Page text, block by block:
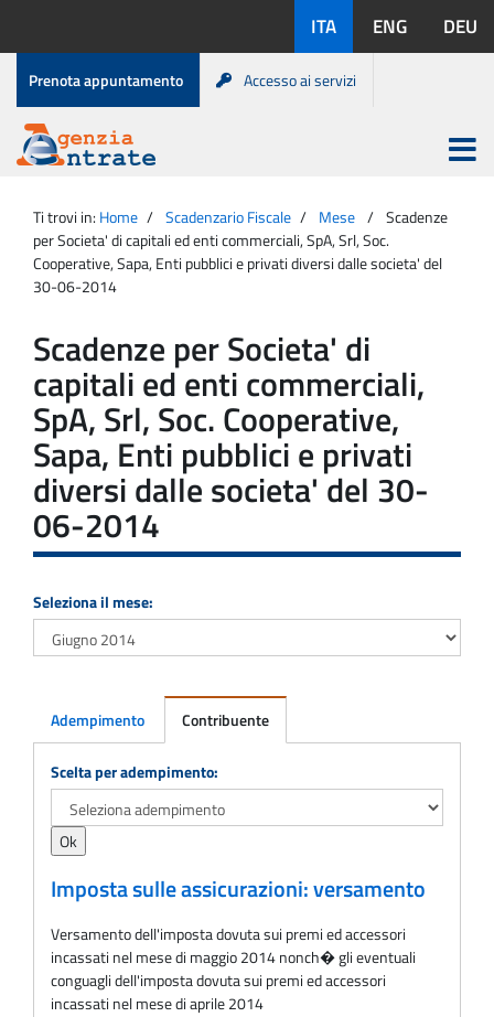
contenuto
disponibili:
ITA ENG DEU
Menu
di
servizio
Prenota appuntamento Accesso ai servizi
Agenzia
Entrate
Apri
menu
principale
Ti trovi in: Home Scadenzario Fiscale Mese
Scadenze
per Societa' di capitali ed enti commerciali, SpA, Srl, Soc.
Cooperative, Sapa, Enti pubblici e privati diversi dalle societa' del
30-06-2014
Scadenze per Societa' di
capitali ed enti commerciali,
SpA, Srl, Soc. Cooperative,
Sapa, Enti pubblici e privati
diversi dalle societa' del 30-
06-2014
Seleziona il mese:
Adempimento Contribuente
Adempimento
Scelta per adempimento:
Imposta sulle assicurazioni: versamento
Versamento dell'imposta dovuta sui premi ed accessori
incassati nel mese di maggio 2014 nonch� gli eventuali
conguagli dell'imposta dovuta sui premi ed accessori
incassati nel mese di aprile 2014